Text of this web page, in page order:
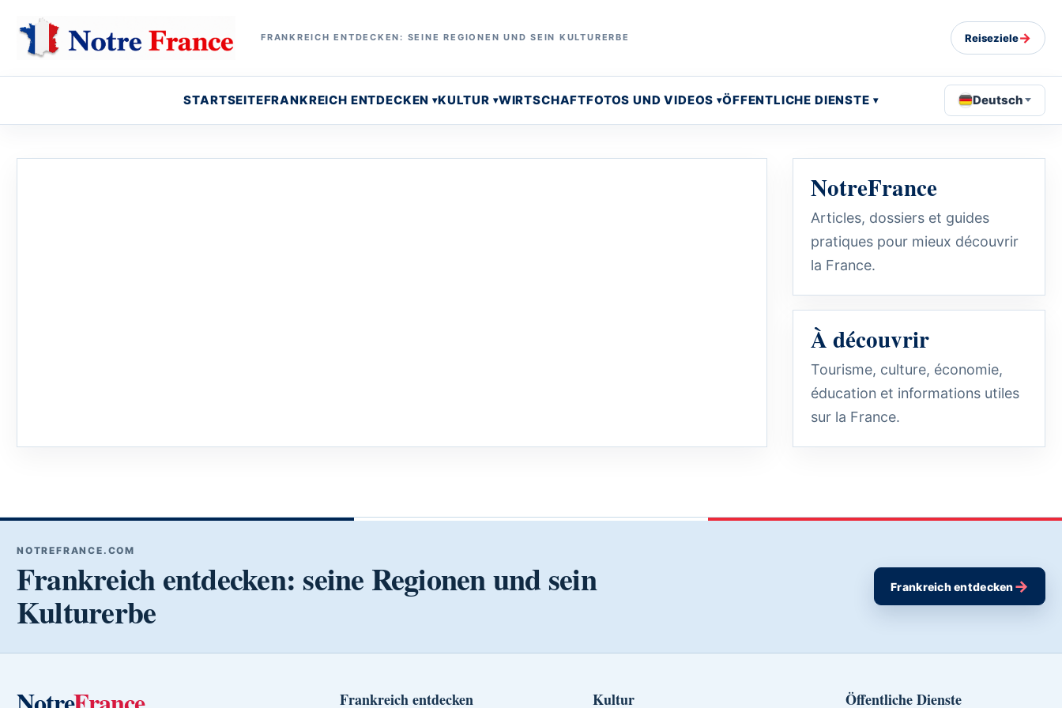
FRANKREICH ENTDECKEN: SEINE REGIONEN UND SEIN KULTURERBE Reiseziele→
STARTSEITEFRANKREICH ENTDECKEN KULTUR WIRTSCHAFTFOTOS UND VIDEOS ÖFFENTLICHE DIENSTE Deutsch
NotreFrance
Articles, dossiers et guides
pratiques pour mieux découvrir
la France.
À découvrir
Tourisme, culture, économie,
éducation et informations utiles
sur la France.
NOTREFRANCE.COM
Frankreich entdecken: seine Regionen und sein
Kulturerbe
Frankreich entdecken→
Frankreich entdecken Kultur Öffentliche Dienste